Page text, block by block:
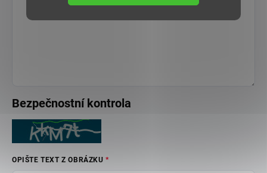
Bezpečnostní kontrola
OPIŠTE TEXT Z OBRÁZKU